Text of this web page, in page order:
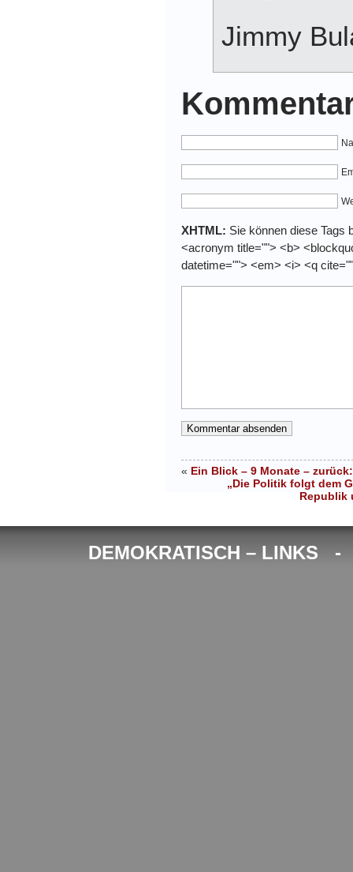
Jimmy
XHTML: Sie können diese Tags
<acronym title=""> <b>
datetime=""> <em> <i> <q
« Ein Blick – 9 Monate –
„Die Politik folgt dem
Republik
DEMOKRATISCH – LINKS